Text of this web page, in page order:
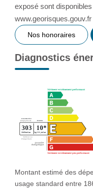
exposé sont
www.georisques.gouv.fr
Nos honoraires
Diagnostics
Montant estimé des
usage standard entre